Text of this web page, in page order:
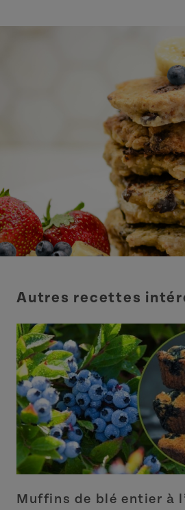
Autres recettes
Muffins de blé entier à